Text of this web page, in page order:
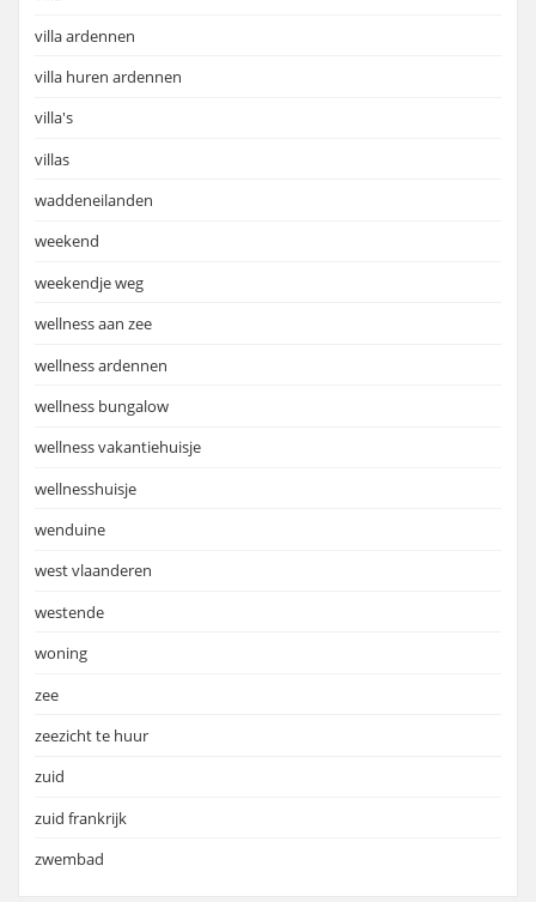
villa ardennen
villa huren ardennen
villa's
villas
waddeneilanden
weekend
weekendje weg
wellness aan zee
wellness ardennen
wellness bungalow
wellness vakantiehuisje
wellnesshuisje
wenduine
west vlaanderen
westende
woning
zee
zeezicht te huur
zuid
zuid frankrijk
zwembad